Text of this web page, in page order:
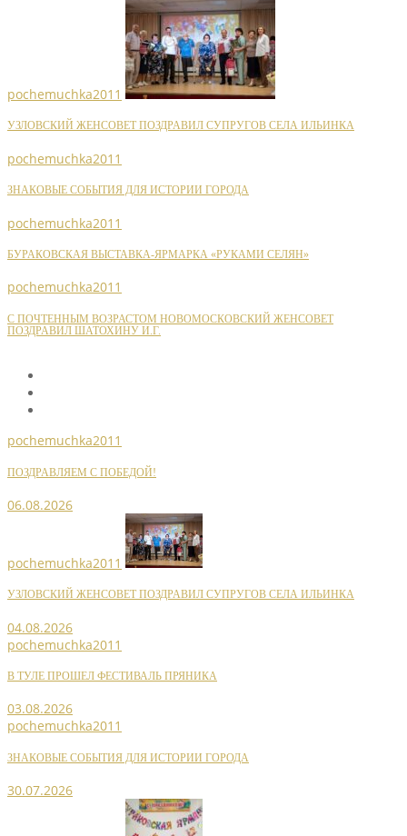
pochemuchka2011
УЗЛОВСКИЙ ЖЕНСОВЕТ ПОЗДРАВИЛ СУПРУГОВ СЕЛА ИЛЬИНКА
pochemuchka2011
ЗНАКОВЫЕ СОБЫТИЯ ДЛЯ ИСТОРИИ ГОРОДА
pochemuchka2011
БУРАКОВСКАЯ ВЫСТАВКА-ЯРМАРКА «РУКАМИ СЕЛЯН»
pochemuchka2011
С ПОЧТЕННЫМ ВОЗРАСТОМ НОВОМОСКОВСКИЙ ЖЕНСОВЕТ
ПОЗДРАВИЛ ШАТОХИНУ И.Г.
pochemuchka2011
ПОЗДРАВЛЯЕМ С ПОБЕДОЙ!
06.08.2026
pochemuchka2011
УЗЛОВСКИЙ ЖЕНСОВЕТ ПОЗДРАВИЛ СУПРУГОВ СЕЛА ИЛЬИНКА
04.08.2026
pochemuchka2011
В ТУЛЕ ПРОШЕЛ ФЕСТИВАЛЬ ПРЯНИКА
03.08.2026
pochemuchka2011
ЗНАКОВЫЕ СОБЫТИЯ ДЛЯ ИСТОРИИ ГОРОДА
30.07.2026